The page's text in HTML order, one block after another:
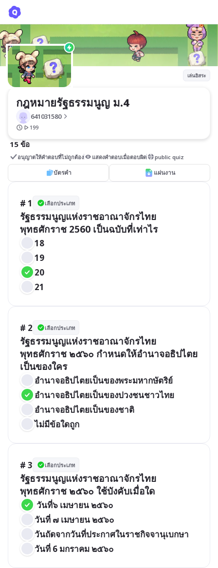
เล่นอิสระ
กฎหมายรัฐธรรมนูญ ม.4
641031580
199
15 ข้อ
อนุญาตให้คำตอบที่ไม่ถูกต้อง แสดงคำตอบเมื่อตอบผิด public quiz
บัตรคำ แผ่นงาน
# 1 เลือกประเภท
รัฐธรรมนูญแห่งราชอาณาจักรไทย
พุทธศักราช 2560 เป็นฉบับที่เท่าไร
18
19
20
21
# 2 เลือกประเภท
รัฐธรรมนูญแห่งราชอาณาจักรไทย
พุทธศักราช ๒๕๖๐ กำหนดให้อำนาจอธิปไตย
เป็นของใคร
อำนาจอธิปไตยเป็นของพระมหากษัตริย์
อำนาจอธิปไตยเป็นของปวงชนชาวไทย
อำนาจอธิปไตยเป็นของชาติ
ไม่มีข้อใดถูก
# 3 เลือกประเภท
รัฐธรรมนูญแห่งราชอาณาจักรไทย
พุทธศักราช ๒๕๖๐ ใช้บังคับเมื่อใด
วันที่๖ เมษายน ๒๕๖๐
วันที่ ๗ เมษายน ๒๕๖๐
วันถัดจากวันที่ประกาศในราชกิจจานุเบกษา
วันที่ 6 มกราคม ๒๕๖๐